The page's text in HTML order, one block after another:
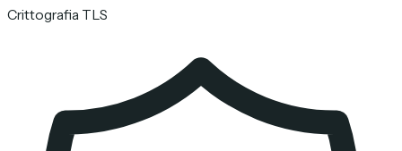
Crittografia TLS